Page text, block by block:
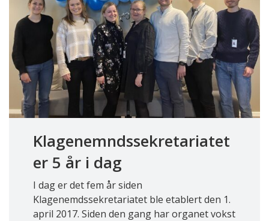
Klagenemndssekretariatet
er 5 år i dag
I dag er det fem år siden
Klagenemdssekretariatet ble etablert den 1.
april 2017. Siden den gang har organet vokst